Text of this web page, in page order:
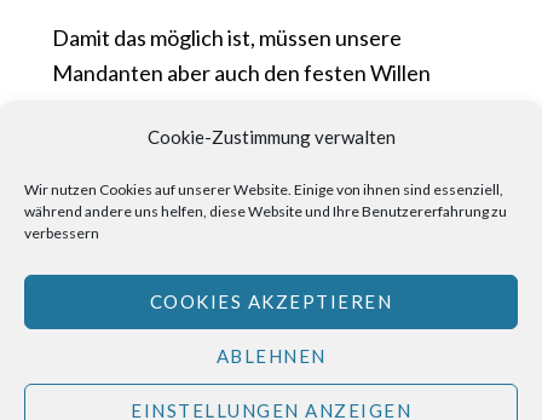
Cookie-Zustimmung verwalten
Wir nutzen Cookies auf unserer Website. Einige von ihnen sind essenziell,
während andere uns helfen, diese Website und Ihre Benutzererfahrung zu
verbessern
COOKIES AKZEPTIEREN
ABLEHNEN
EINSTELLUNGEN ANZEIGEN
Damit das möglich ist, müssen unsere
Mandanten aber auch den festen Willen
einhalten und benötigte Unterlagen zeitnah
bereitstellen, dafür garantieren wir auch eine
optimale Verfahrensbegleitung. Schließlich
Insolvenzen bearbeitet. Ist das Verfahren
Verpflichtungen gegenüber dem
Insolvenzverwalter. Sie müssen alle